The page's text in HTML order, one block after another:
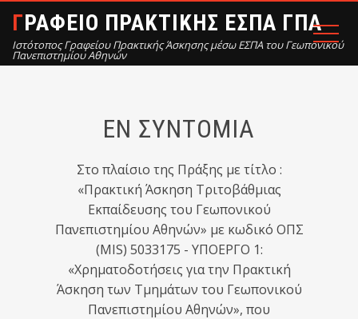
ΓΡΑΦΕΙΟ ΠΡΑΚΤΙΚΗΣ ΕΣΠΑ ΓΠΑ
Ιστότοπος Γραφείου Πρακτικής Άσκησης μέσω ΕΣΠΑ του Γεωπονικού
Πανεπιστημίου Αθηνών
ΕΝ ΣΥΝΤΟΜΙΑ
Στο πλαίσιο της Πράξης με τίτλο :
«Πρακτική Άσκηση Τριτοβάθμιας
Εκπαίδευσης του Γεωπονικού
Πανεπιστημίου Αθηνών» με κωδικό ΟΠΣ
(MIS) 5033175 - ΥΠΟΕΡΓΟ 1:
«Χρηματοδοτήσεις για την Πρακτική
Άσκηση των Τμημάτων του Γεωπονικού
Πανεπιστημίου Αθηνών», που